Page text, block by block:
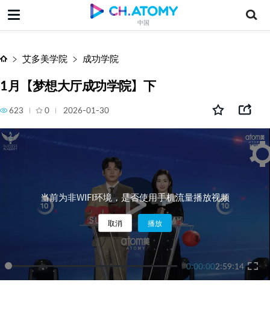
中国
1月【梦想大厅成功学院】下
艾多美学院 成功学院
1月【梦想大厅成功学院】下
623 0 2026-01-30
0:00:002:59:14
当前为非WIFI环境，是否使用手机流量播放视频
取消 播放